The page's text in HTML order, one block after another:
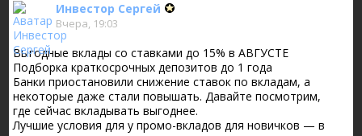
Инвестор Сергей
Вчера, 19:03
Выгодные вклады со ставками до 15% в АВГУСТЕ
Подборка краткосрочных депозитов до 1 года
Банки приостановили снижение ставок по вкладам, а
некоторые даже стали повышать. Давайте посмотрим,
где сейчас вкладывать выгоднее.
Лучшие условия для у промо-вкладов для новичков — в